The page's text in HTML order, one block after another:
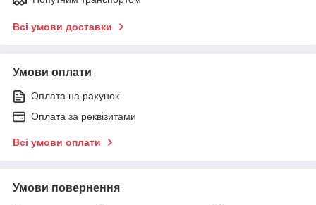
Всі умови доставки
Умови оплати
Оплата на рахунок
Оплата за реквізитами
Всі умови оплати
Умови повернення